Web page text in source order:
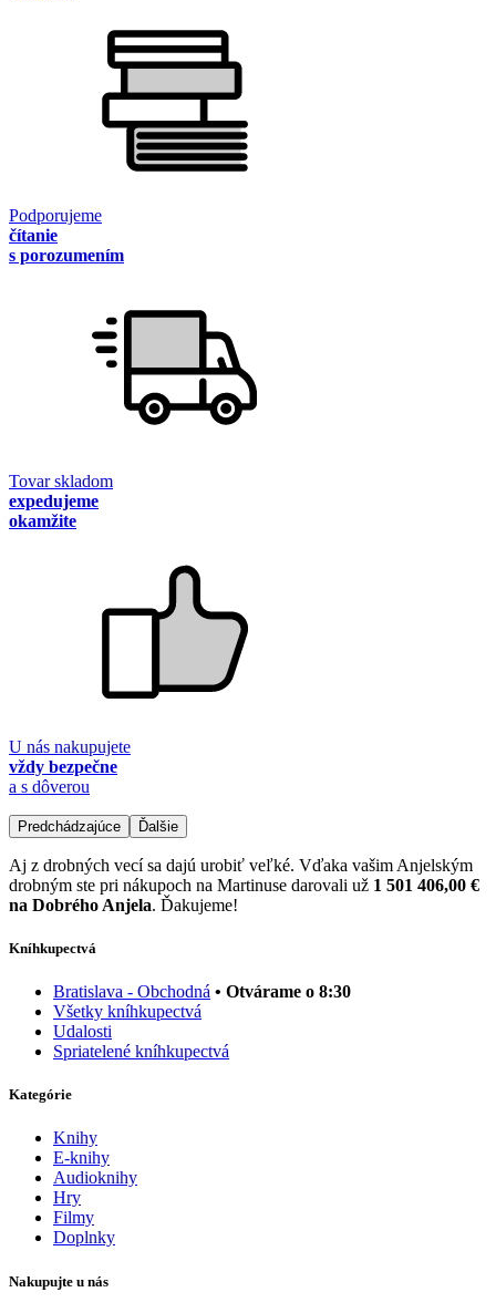
Podporujeme
čítanie
s porozumením
Tovar skladom
expedujeme
okamžite
U nás nakupujete
vždy bezpečne
a s dôverou
Predchádzajúce Ďalšie
Aj z drobných vecí sa dajú urobiť veľké. Vďaka vašim Anjelským
drobným ste pri nákupoch na Martinuse darovali už 1 501 406,00 €
na Dobrého Anjela. Ďakujeme!
Kníhkupectvá
Bratislava - Obchodná • Otvárame o 8:30
Všetky kníhkupectvá
Udalosti
Spriatelené kníhkupectvá
Kategórie
Knihy
E-knihy
Audioknihy
Hry
Filmy
Doplnky
Nakupujte u nás